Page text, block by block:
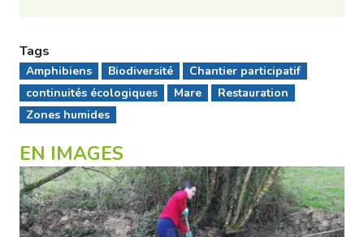
Tags
Amphibiens Biodiversité
Chantier participatif
continuités écologiques
Mare
Restauration
Zones humides
EN IMAGES